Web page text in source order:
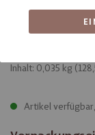
Weißer
Inhalt: 0,035 kg (
Artikel